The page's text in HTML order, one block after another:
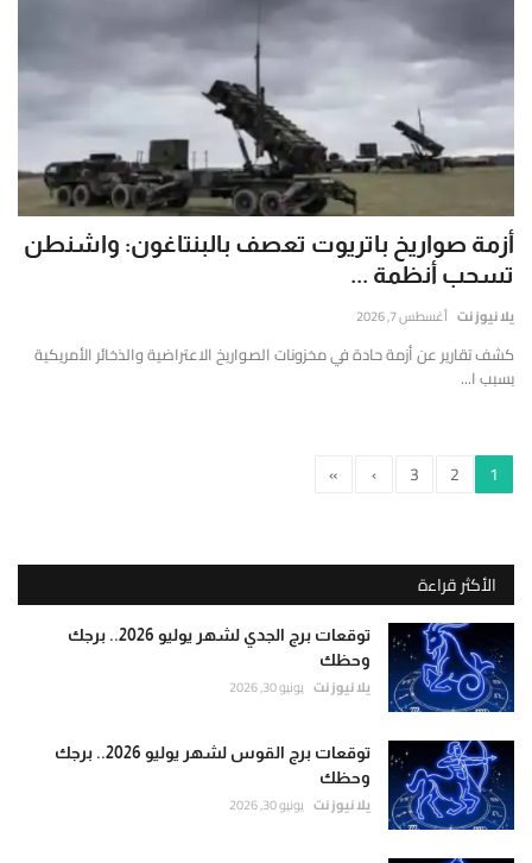
أزمة صواريخ باتريوت تعصف بالبنتاغون: واشنطن
تسحب أنظمة ...
يلا نيوز نت أغسطس 7, 2026
كشف تقارير عن أزمة حادة في مخزونات الصواريخ الاعتراضية والذخائر الأمريكية
بسبب ا...
1
2
3
›
»
الأكثر قراءة
توقعات برج الجدي لشهر يوليو 2026.. برجك
وحظك
يلا نيوز نت يونيو 30, 2026
توقعات برج القوس لشهر يوليو 2026.. برجك
وحظك
يلا نيوز نت يونيو 30, 2026